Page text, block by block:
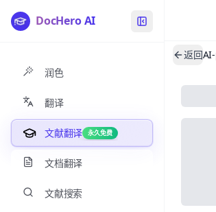
DocHero AI
润色
翻译
文献翻译 永久免费
文档翻译
文献搜索
返回